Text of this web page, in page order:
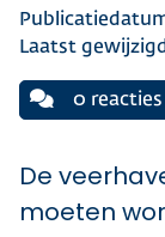
Laatst
0 reacties
De
moeten